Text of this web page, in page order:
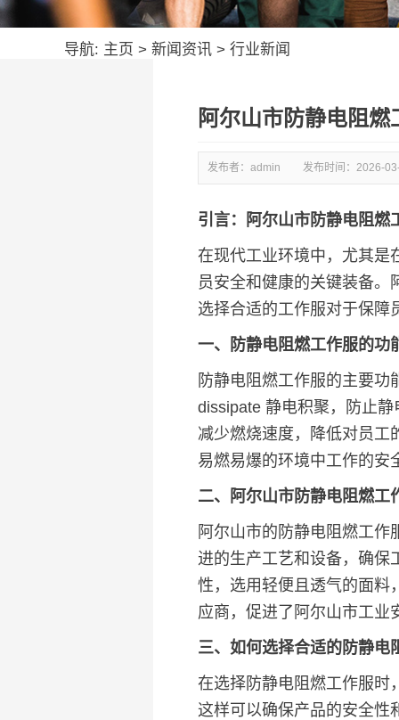
导航: 主页 > 新闻资讯 > 行业新闻
阿尔山市防静电阻燃
发布者：admin 发布时间： 2026-
引言：阿尔山市防静电阻燃
在现代工业环境中，尤其是
员安全和健康的关键装备。
选择合适的工作服对于保障
一、防静电阻燃工作服的功
防静电阻燃工作服的主要
dissipate 静电积聚，防止
减少燃烧速度，降低对员工
易燃易爆的环境中工作的安
二、阿尔山市防静电阻燃工
阿尔山市的防静电阻燃工
进的生产工艺和设备，确保
性，选用轻便且透气的面料
应商，促进了阿尔山市工业
三、如何选择合适的防静电
在选择防静电阻燃工作服时
这样可以确保产品的安全性